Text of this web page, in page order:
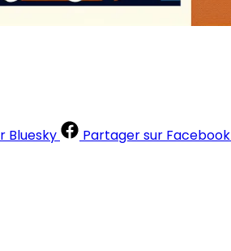
Bluesky Partager sur Facebook